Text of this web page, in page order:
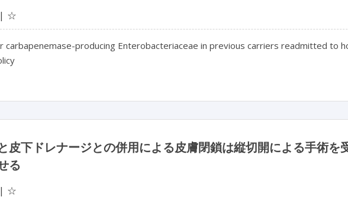
☆
carbapenemase-producing Enterobacteriaceae in previous carriers readmitted to
皮下ドレナージとの併用による皮膚閉鎖は縦切開による手術を
る
☆